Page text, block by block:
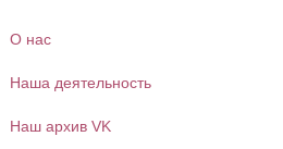
О нас
Наша деятельность
Наш архив VK